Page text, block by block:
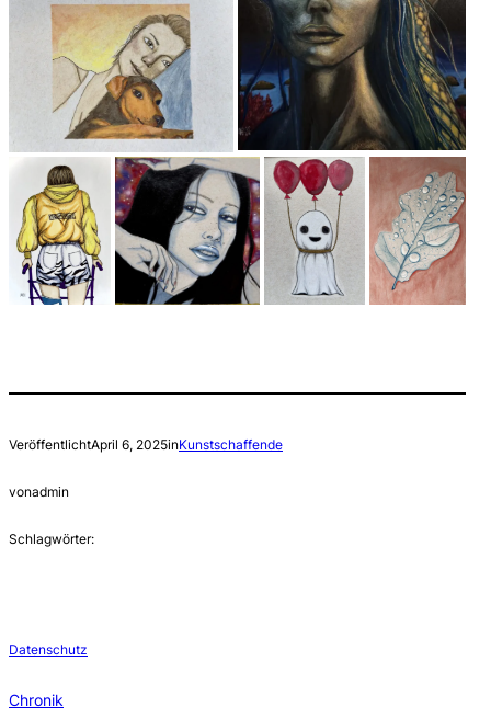
VeröffentlichtApril 6, 2025inKunstschaffende
vonadmin
Schlagwörter:
Datenschutz
Chronik